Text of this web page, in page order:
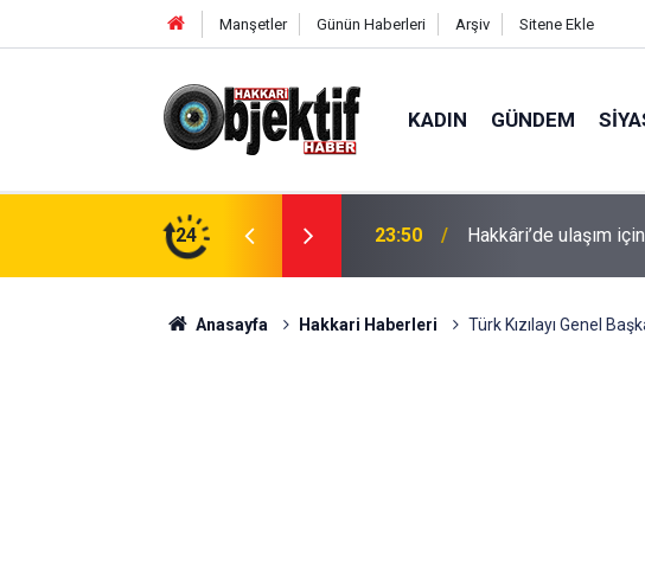
Manşetler Günün Haberleri Arşiv Sitene Ekle
KADIN GÜNDEM
24
köprüler tarihe karışıyor 23:37 Hakkâri’de
Anasayfa Hakkari Haberleri Türk Kızılayı Genel